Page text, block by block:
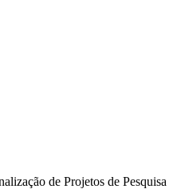
de Projetos de Pesquisa